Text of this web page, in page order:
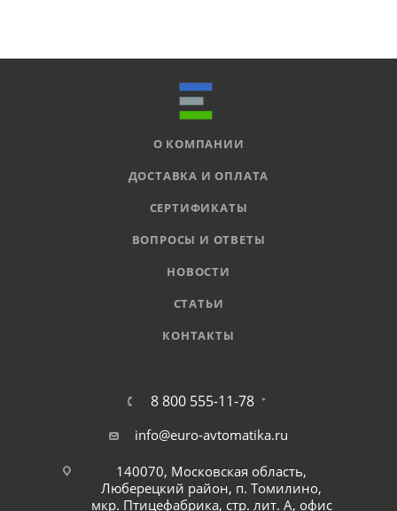
О КОМПАНИИ
ДОСТАВКА И ОПЛАТА
СЕРТИФИКАТЫ
ВОПРОСЫ И ОТВЕТЫ
НОВОСТИ
СТАТЬИ
КОНТАКТЫ
8 800 555-11-78
info@euro-avtomatika.ru
140070, Московская область,
Люберецкий район, п. Томилино,
мкр. Птицефабрика, стр. лит. А, офис